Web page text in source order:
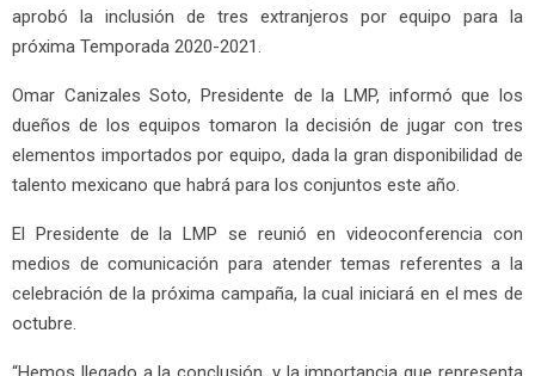
aprobó la inclusión de tres extranjeros por equipo para la
próxima Temporada 2020-2021.
Omar Canizales Soto, Presidente de la LMP, informó que los
dueños de los equipos tomaron la decisión de jugar con tres
elementos importados por equipo, dada la gran disponibilidad de
talento mexicano que habrá para los conjuntos este año.
El Presidente de la LMP se reunió en videoconferencia con
medios de comunicación para atender temas referentes a la
celebración de la próxima campaña, la cual iniciará en el mes de
octubre.